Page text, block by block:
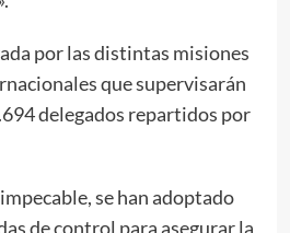
por las distintas misiones
que supervisarán
delegados repartidos por
se han adoptado
de control para asegurar la